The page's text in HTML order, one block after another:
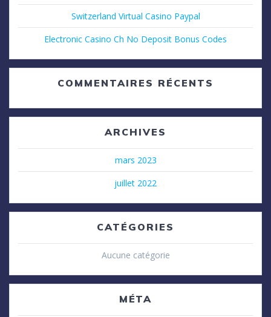
Switzerland Virtual Casino Paypal
Electronic Casino Ch No Deposit Bonus Codes
COMMENTAIRES RÉCENTS
ARCHIVES
mars 2023
juillet 2022
CATÉGORIES
Aucune catégorie
MÉTA